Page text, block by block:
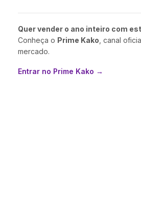
Quer vender o ano inteiro com
Conheça o Prime Kako , canal
mercado.
Entrar no Prime Kako →